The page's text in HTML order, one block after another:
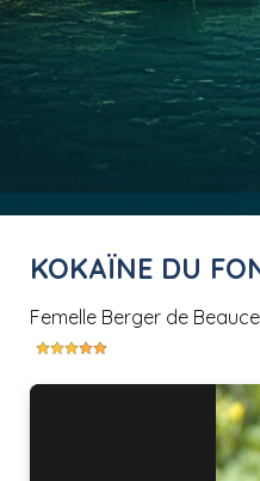
KOKAÏNE DU
femelle Berger de